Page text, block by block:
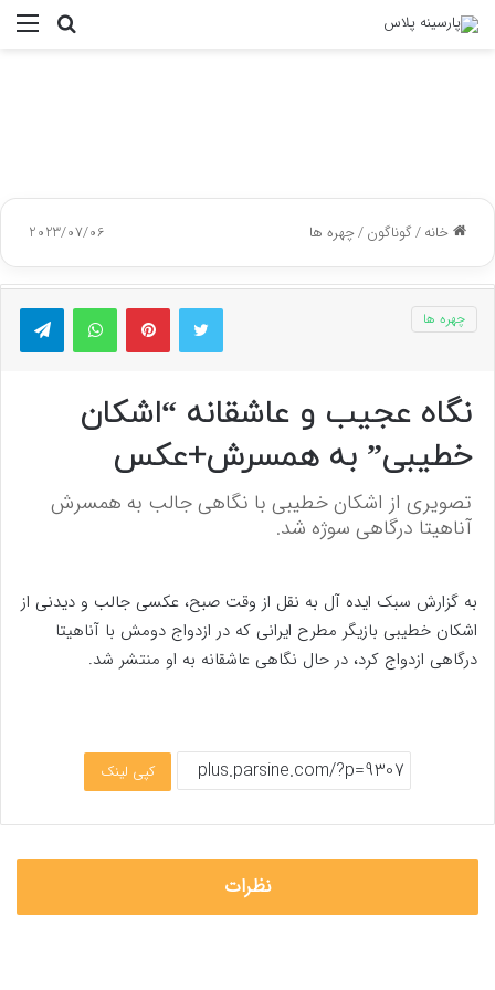
جستجو
خانه/گوناگون/چهره ها 2023/07/06
توییتر پینتریستواتس آپ
چهره ها
نگاه عجیب و عاشقانه “اشکان
خطیبی” به همسرش+عکس
تصویری از اشکان خطیبی با نگاهی جالب به همسرش
آناهیتا درگاهی سوژه شد.
به گزارش سبک ایده آل به نقل از وقت صبح، عکسی جالب و دیدنی از
اشکان خطیبی بازیگر مطرح ایرانی که در ازدواج دومش با آناهیتا
درگاهی ازدواج کرد، در حال نگاهی عاشقانه به او منتشر شد.
کپی لینک
نظرات